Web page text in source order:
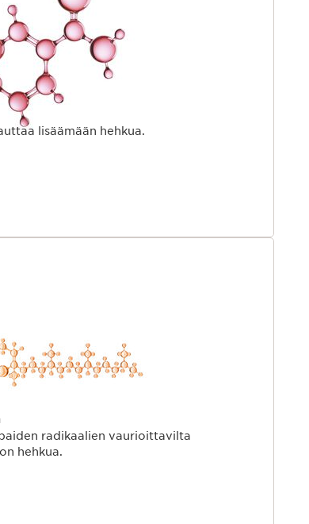
alkaa huveta 25 ikävuodesta
vuoden kokemus ihon kiinteyttämisestä on
joka torjuu kollageenin häviämisen näkyviä
ihon kiinteyttä.
lisäämään hehkua.
radikaalien vaurioittavilta
hehkua.